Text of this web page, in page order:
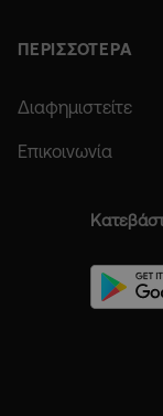
ΠΕΡΙΣΣΟΤΕΡΑ
Διαφημιστείτε
Επικοινωνία